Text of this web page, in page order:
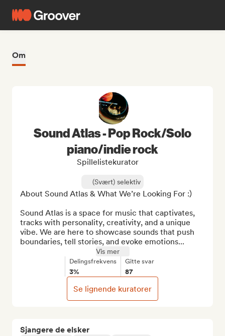
Om
Sjangere de elsker
Sound Atlas - Pop Rock/Solo
piano/indie rock
Spillelistekurator
(Svært) selektiv
About Sound Atlas & What We’re Looking For :)
Sound Atlas is a space for music that captivates,
tracks with personality, creativity, and a unique
vibe. We are here to showcase sounds that push
boundaries, tell stories, and evoke emotions...
Vis mer
Delingsfrekvens
3%
Gitte svar
87
Se lignende kuratorer